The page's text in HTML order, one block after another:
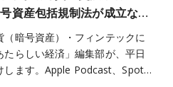
資産包括規制法が成立な…
暗号資産）・フィンテックに
らしい経済」編集部が、平日
します。Apple Podcast、Spot…